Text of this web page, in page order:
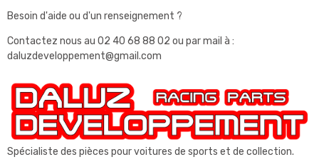
Besoin d'aide ou d'un renseignement ?
Contactez nous au 02 40 68 88 02 ou par mail à :
daluzdeveloppement@gmail.com
Spécialiste des pièces pour voitures de sports et de collection.